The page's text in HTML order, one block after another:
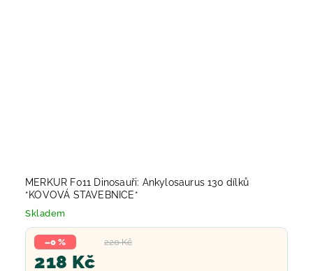
MERKUR F011 Dinosauři: Ankylosaurus 130 dílků
*KOVOVÁ STAVEBNICE*
Skladem
220 Kč
–0 %
218 Kč